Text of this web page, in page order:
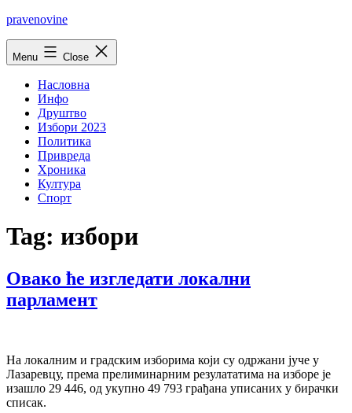
Skip
pravenovine
Menu Close
Насловна
Инфо
Друштво
Избори 2023
Политика
Привреда
Хроника
Култура
Спорт
Tag: избори
Овако ће изгледати локални
парламент
На локалним и градским изборима који су одржани јуче у
Лазаревцу, према прелиминарним резулататима на изборе је
изашло 29 446, од укупно 49 793 грађана уписаних у бирачки
списак.